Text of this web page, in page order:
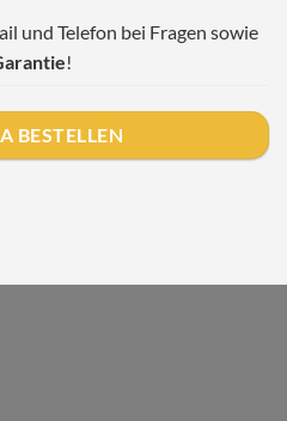
und Telefon bei Fragen sowie
!
BESTELLEN